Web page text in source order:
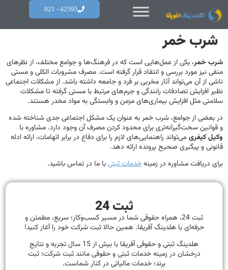
42595 - 021
شرب خمر
شرب خمر، یکی از عمل‌هایی است که در فرهنگ‌ها و جوامع مختلف، از نظرهای
منفی نیز مورد بررسی و انتقاد قرار گرفته است. مصرف مشروبات الکلی و مستی
ناشی از آن می‌تواند آثار مخربی بر فرد و جامعه داشته باشد. از مشکلات اجتماعی
نظیر افزایش تصادفات رانندگی و جرم‌‌های مرتبط با مستی گرفته تا مشکلات
سلامتی مثل افزایش بیماری‌های مزمن و وابستگی به مواد مخدر هستند.
در بعضی از جوامع، شرب خمر به عنوان یک مشکل اجتماعی جدی شناخته شده
و قوانین سخت‌گیرانه‌تری برای محدود کردن مصرف آن وجود دارد. مشاوره با
وکیل کیفری می‌تواند راهنمایی‌های لازم را برای دفاع در برابر اتهامات، ارائه ادله
قانونی و پیگیری صحیح پرونده ارائه دهد.
برای دریافت مشاوره در زمینهخدمات ثبتیبا ما در تماس باشید.
ثبت 24
ثبت 24، همراه حقوقی شما در مسیر کسب‌وکار؛ سریع، مطمئن و
حرفه‌ای با هلدینگ آفریقا. همین حالا ثبت شرکت خود را آغاز کنید!
هلدینگ ثبتی و حقوقی آفریقا با بیش از 15 سال تجربه و نتایج
درخشان در زمینه خدمات ثبتی و حقوقی مانند ثبت شرکت؛ ثبت
برند؛ خدمات مالیاتی در کنار شماست.